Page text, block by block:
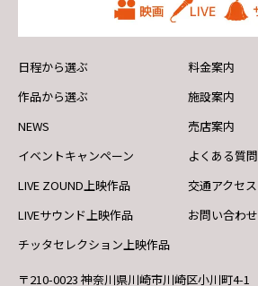
〒210-0023 神奈川県川崎市川崎区小川町4-1
日程から選ぶ
作品から選ぶ
NEWS
イベントキャンペーン
LIVE ZOUND上映作品
LIVEサウンド上映作品
チッタセレクション上映作品
料金案内
施設案内
売店案内
よくある質問
交通アクセス
お問い合わせ